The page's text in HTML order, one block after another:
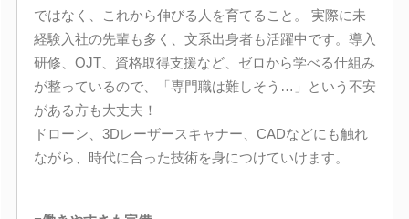
ではなく、これから伸びる人を育てること。 実際に未
経験入社の先輩も多く、文系出身者も活躍中です。導入
研修、OJT、資格取得支援など、ゼロから学べる仕組み
が整っているので、「専門職は難しそう…」という不安
がある方も大丈夫！
ドローン、3Dレーザースキャナー、CADなどにも触れ
ながら、時代に合った技術を身につけていけます。